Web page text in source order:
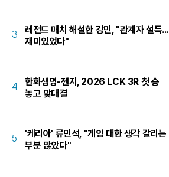
3
레전드 매치 해설한 강민, "관계자 설득...
재미있었다"
4
한화생명-젠지, 2026 LCK 3R 첫 승
놓고 맞대결
5
'케리아' 류민석, "게임 대한 생각 갈리는
부분 많았다"